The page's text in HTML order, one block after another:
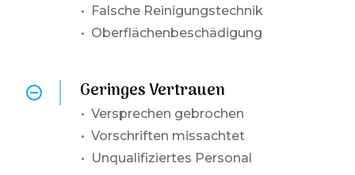
• Falsche Reinigungstechnik
• Oberflächenbeschädigung
Geringes Vertrauen
•Versprechen gebrochen
• Vorschriften missachtet
• Unqualifiziertes Personal